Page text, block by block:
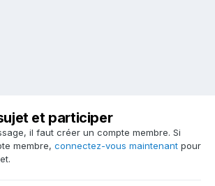
et participer
il faut créer un compte membre. Si
membre, connectez-vous maintenant pour